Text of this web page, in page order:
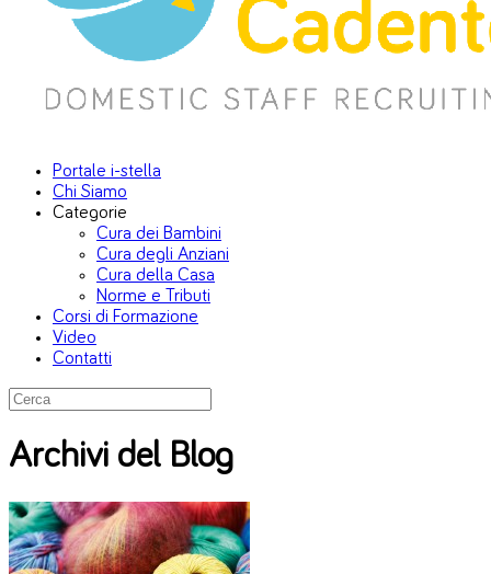
Portale i-stella
Chi Siamo
Categorie
Cura dei Bambini
Cura degli Anziani
Cura della Casa
Norme e Tributi
Corsi di Formazione
Video
Contatti
Archivi del Blog